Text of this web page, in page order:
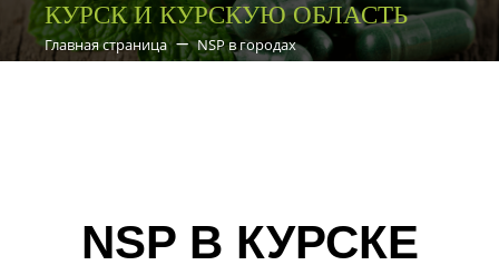
КУРСК И КУРСКУЮ ОБЛАСТЬ
Главная страница NSP в городах
NSP В КУРСКЕ